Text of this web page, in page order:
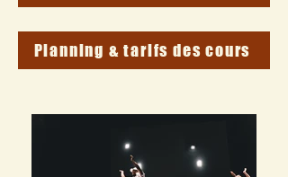
Planning & tarifs des cours